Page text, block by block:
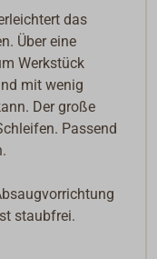
das
Über eine
Werkstück
mit wenig
Der große
Passend
staubfrei.